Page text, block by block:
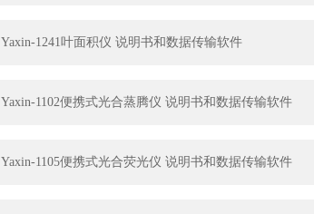
Yaxin-1241叶面积仪 说明书和数据传输软件
Yaxin-1102便携式光合蒸腾仪 说明书和数据传输软件
Yaxin-1105便携式光合荧光仪 说明书和数据传输软件